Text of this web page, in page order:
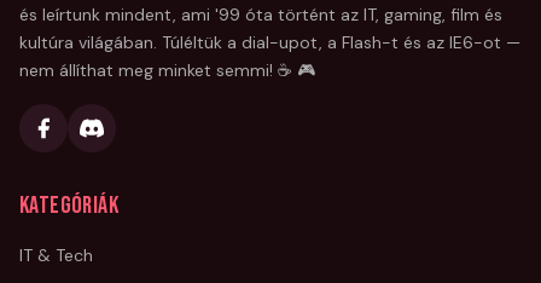
és leírtunk mindent, ami '99 óta történt az IT, gaming, film és
kultúra világában. Túléltük a dial-upot, a Flash-t és az IE6-ot —
nem állíthat meg minket semmi! ☕ 🎮
Kategóriák
IT & Tech